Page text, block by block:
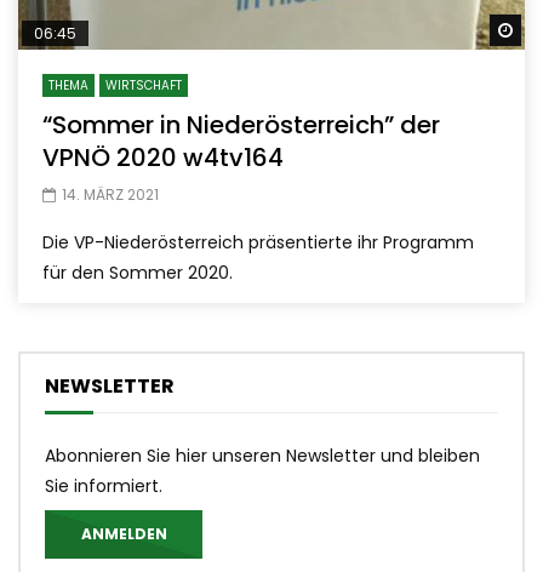
06:45
THEMA WIRTSCHAFT
“Sommer in Niederösterreich” der
VPNÖ 2020 w4tv164
14. MÄRZ 2021
Die VP-Niederösterreich präsentierte ihr Programm
für den Sommer 2020.
NEWSLETTER
Abonnieren Sie hier unseren Newsletter und bleiben
Sie informiert.
ANMELDEN